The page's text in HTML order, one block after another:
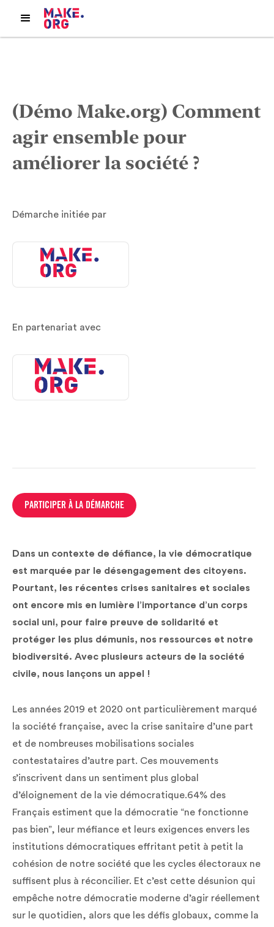
(Démo Make.org) Comment
agir ensemble pour
améliorer la société ?
Dans un contexte de défiance, la vie démocratique
est marquée par le désengagement des citoyens.
Pourtant, les récentes crises sanitaires et sociales
ont encore mis en lumière l’importance d’un corps
social uni, pour faire preuve de solidarité et
protéger les plus démunis, nos ressources et notre
biodiversité. Avec plusieurs acteurs de la société
civile, nous lançons un appel !
Les années 2019 et 2020 ont particulièrement marqué
la société française, avec la crise sanitaire d’une part
et de nombreuses mobilisations sociales
contestataires d’autre part. Ces mouvements
s’inscrivent dans un sentiment plus global
d’éloignement de la vie démocratique.64% des
Français estiment que la démocratie “ne fonctionne
pas bien”, leur méfiance et leurs exigences envers les
institutions démocratiques effritant petit à petit la
cohésion de notre société que les cycles électoraux ne
suffisent plus à réconcilier. Et c’est cette désunion qui
empêche notre démocratie moderne d’agir réellement
sur le quotidien, alors que les défis globaux, comme la
Démarche initiée par
En partenariat avec
PARTICIPER À LA DÉMARCHE